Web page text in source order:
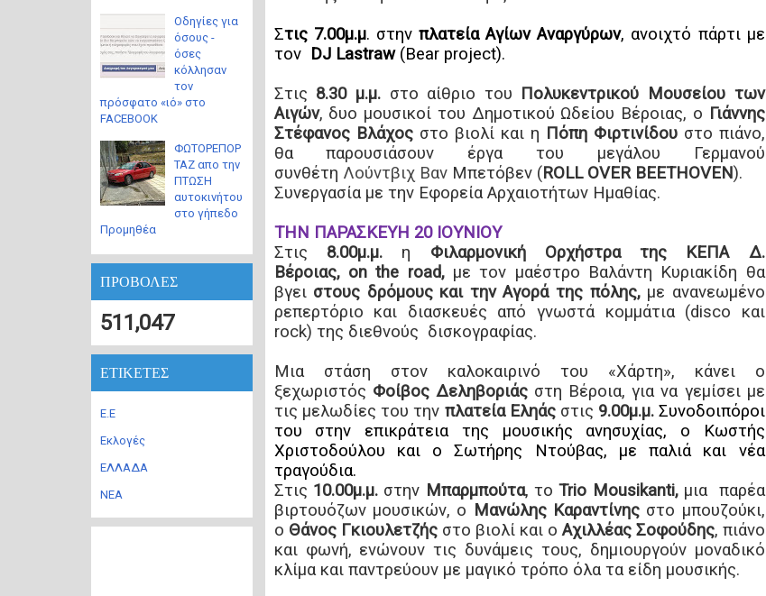
Στις 7.00μ.μ. στηνπλατεία Αγίων Αναργύρων, ανοιχτό πάρτι με
τον
DJ Lastraw (Bear project).
Στις 8.30 μ.μ.στο αίθριο του Πολυκεντρικού Μουσείου των
Αιγών, δυο μουσικοί του Δημοτικού Ωδείου Βέροιας, ο Γιάννης
Στέφανος Βλάχοςστο βιολί και η Πόπη Φιρτινίδου στο πιάνο,
θα παρουσιάσουν έργα του μεγάλου Γερμανού
συνθέτη Λούντβιχ Βαν Μπετόβεν (ROLL OVER BEETHOVEN).
Συνεργασία με την Εφορεία Αρχαιοτήτων Ημαθίας.
ΤΗΝ ΠΑΡΑΣΚΕΥΗ 20 ΙΟΥΝΙΟΥ
Στις 8.00μ.μ.η Φιλαρμονική Ορχήστρα της ΚΕΠΑ Δ.
Βέροιας, on the road, με τον μαέστρο Βαλάντη Κυριακίδη θα
βγει στους δρόμους και την Αγορά της πόλης, με ανανεωμένο
ρεπερτόριο και διασκευές από γνωστά κομμάτια (disco και
rock) της διεθνούς δισκογραφίας.
Μια στάση στον καλοκαιρινό του «Χάρτη», κάνει ο
ξεχωριστός Φοίβος Δεληβοριάς στη Βέροια, για να γεμίσει με
τις μελωδίες του την πλατεία Εληάςστις 9.00μ.μ. Συνοδοιπόροι
του στην επικράτεια της μουσικής ανησυχίας, ο Κωστής
Χριστοδούλου και ο Σωτήρης Ντούβας, με παλιά και νέα
τραγούδια.
Στις 10.00μ.μ. στην Μπαρμπούτα, τοTrio Mousikanti,μια παρέα
βιρτουόζων μουσικών, ο Μανώλης Καραντίνης στο μπουζούκι,
ο Θάνος Γκιουλετζήςστο βιολί και οΑχιλλέας Σοφούδης, πιάνο
και φωνή, ενώνουν τις δυνάμεις τους, δημιουργούν μοναδικό
κλίμα και παντρεύουν με μαγικό τρόπο όλα τα είδη μουσικής.
Οδηγίες για
όσους -
όσες
κόλλησαν
τον
πρόσφατο «ιό» στο
FACEBOOK
ΦΩΤΟΡΕΠΟΡ
ΤΑΖ απο την
ΠΤΩΣΗ
αυτοκινήτου
στο γήπεδο
Προμηθέα
ΠΡΟΒΟΛΕΣ
511,047
ΕΤΙΚΕΤΕΣ
Ε.Ε
Εκλογές
ΕΛΛΑΔΑ
ΝΕΑ